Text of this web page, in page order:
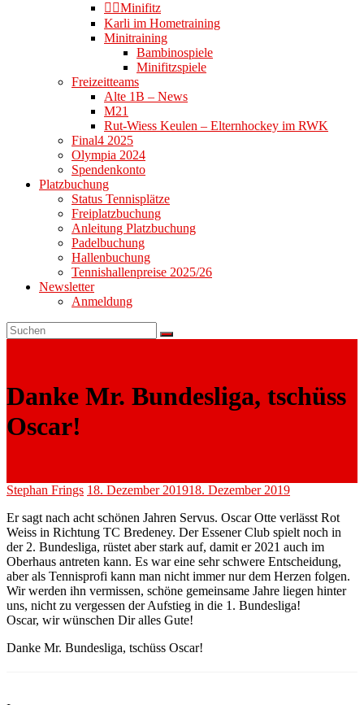
👉🏻Minifitz
Karli im Hometraining
Minitraining
Bambinospiele
Minifitzspiele
Freizeitteams
Alte 1B – News
M21
Rut-Wiess Keulen – Elternhockey im RWK
Final4 2025
Olympia 2024
Spendenkonto
Platzbuchung
Status Tennisplätze
Freiplatzbuchung
Anleitung Platzbuchung
Padelbuchung
Hallenbuchung
Tennishallenpreise 2025/26
Newsletter
Anmeldung
Danke Mr. Bundesliga, tschüss
Oscar!
Stephan Frings 18. Dezember 201918. Dezember 2019
Er sagt nach acht schönen Jahren Servus. Oscar Otte verlässt Rot
Weiss in Richtung TC Bredeney. Der Essener Club spielt noch in
der 2. Bundesliga, rüstet aber stark auf, damit er 2021 auch im
Oberhaus antreten kann. Es war eine sehr schwere Entscheidung,
aber als Tennisprofi kann man nicht immer nur dem Herzen folgen.
Wir werden ihn vermissen, schöne gemeinsame Jahre liegen hinter
uns, nicht zu vergessen der Aufstieg in die 1. Bundesliga!
Oscar, wir wünschen Dir alles Gute!
Danke Mr. Bundesliga, tschüss Oscar!